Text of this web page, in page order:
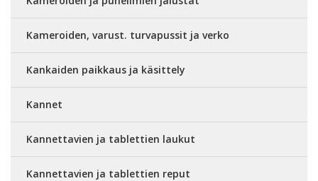
Kameroiden, varust. turvapussit ja verko
Kankaiden paikkaus ja käsittely
Kannet
Kannettavien ja tablettien laukut
Kannettavien ja tablettien reput